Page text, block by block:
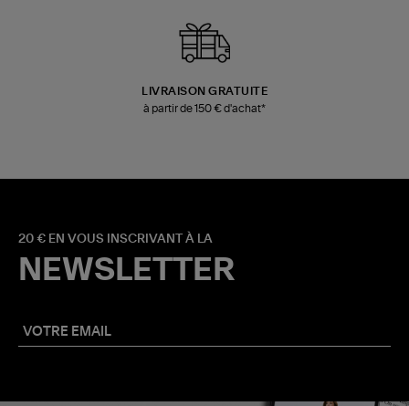
LIVRAISON GRATUITE
à partir de 150 € d'achat*
20 € EN VOUS INSCRIVANT À LA
NEWSLETTER